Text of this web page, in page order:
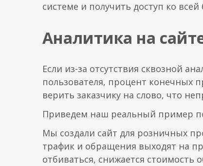
системе и получить доступ ко всей
Аналитика на
Если из-за отсутствия сквозной
пользователя, процент конечных
верить заказчику на слово, что
Приведем наш реальный пример
Мы создали сайт для розничных
трафик и обращения выходят на
отбиваться, снижается стоимость